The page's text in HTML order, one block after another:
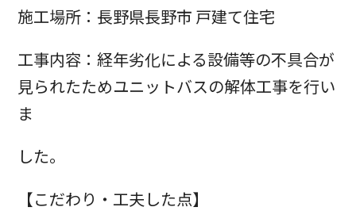
施工場所：長野県長野市 戸建て住宅
工事内容：経年劣化による設備等の不具合が
見られたためユニットバスの解体工事を行い
ま
した。
【こだわり・工夫した点】